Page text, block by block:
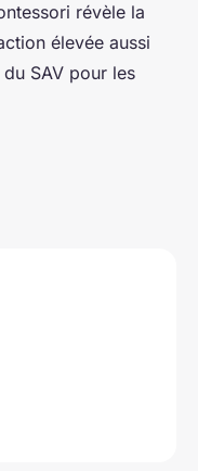
révèle la
élevée aussi
SAV pour les